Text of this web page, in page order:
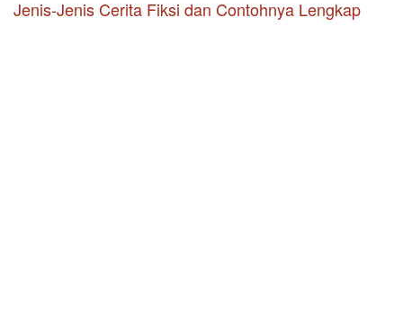
Jenis-Jenis Cerita Fiksi dan Contohnya Lengkap